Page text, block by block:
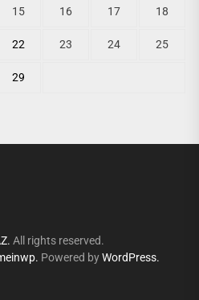
15 16 17 18
22 23 24 25
29
All rights reserved.
Powered byWordPress.